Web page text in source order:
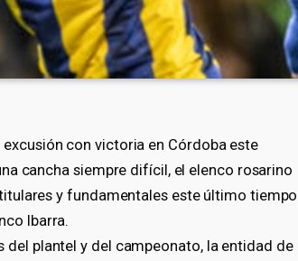
con victoria en Córdoba este
cancha siempre difícil, el elenco rosarino
y fundamentales este último tiempo
Ibarra.
plantel y del campeonato, la entidad de